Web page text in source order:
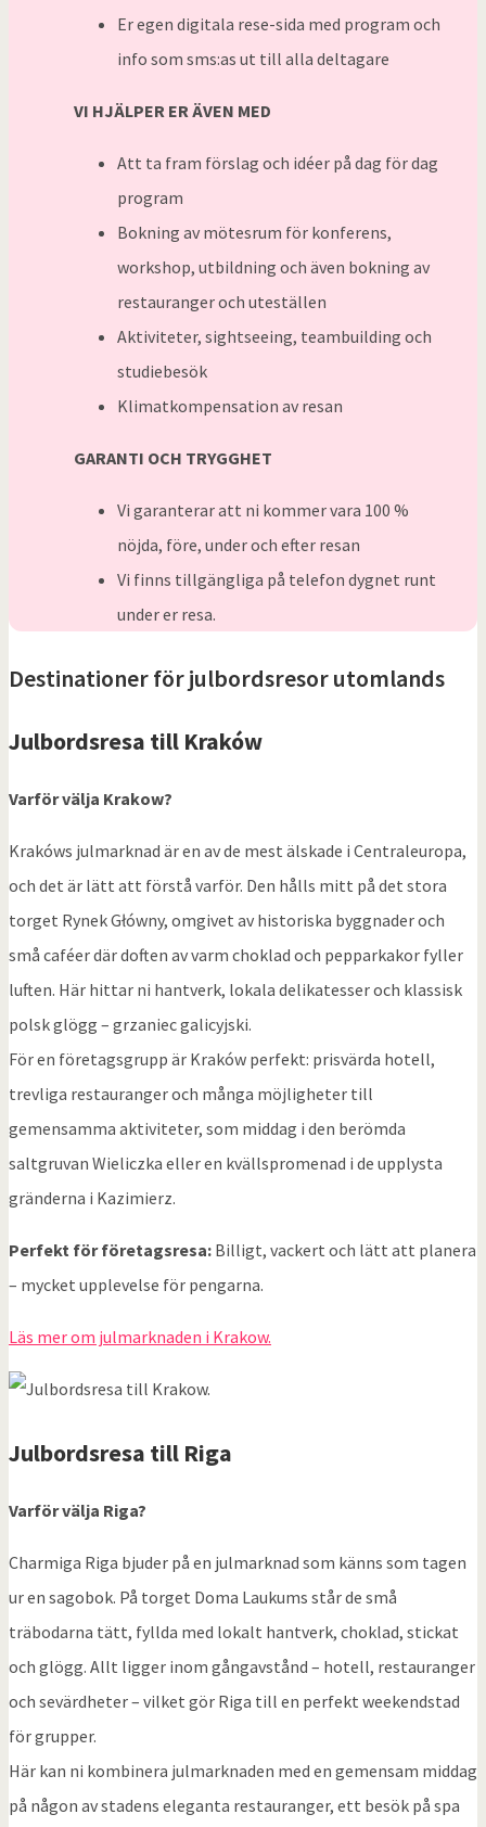
Er egen digitala rese-sida med program och
info som sms:as ut till alla deltagare
VI HJÄLPER ER ÄVEN MED
Att ta fram förslag och idéer på dag för dag
program
Bokning av mötesrum för konferens,
workshop, utbildning och även bokning av
restauranger och uteställen
Aktiviteter, sightseeing, teambuilding och
studiebesök
Klimatkompensation av resan
GARANTI OCH TRYGGHET
Vi garanterar att ni kommer vara 100 %
nöjda, före, under och efter resan
Vi finns tillgängliga på telefon dygnet runt
under er resa.
Destinationer för julbordsresor utomlands
Julbordsresa till Kraków
Varför välja Krakow?
Krakóws julmarknad är en av de mest älskade i Centraleuropa,
och det är lätt att förstå varför. Den hålls mitt på det stora
torget Rynek Główny, omgivet av historiska byggnader och
små caféer där doften av varm choklad och pepparkakor fyller
luften. Här hittar ni hantverk, lokala delikatesser och klassisk
polsk glögg – grzaniec galicyjski.
För en företagsgrupp är Kraków perfekt: prisvärda hotell,
trevliga restauranger och många möjligheter till
gemensamma aktiviteter, som middag i den berömda
saltgruvan Wieliczka eller en kvällspromenad i de upplysta
gränderna i Kazimierz.
Perfekt för företagsresa: Billigt, vackert och lätt att planera
– mycket upplevelse för pengarna.
Läs mer om julmarknaden i Krakow.
Julbordsresa till Riga
Varför välja Riga?
Charmiga Riga bjuder på en julmarknad som känns som tagen
ur en sagobok. På torget Doma Laukums står de små
träbodarna tätt, fyllda med lokalt hantverk, choklad, stickat
och glögg. Allt ligger inom gångavstånd – hotell, restauranger
och sevärdheter – vilket gör Riga till en perfekt weekendstad
för grupper.
Här kan ni kombinera julmarknaden med en gemensam middag
på någon av stadens eleganta restauranger, ett besök på spa